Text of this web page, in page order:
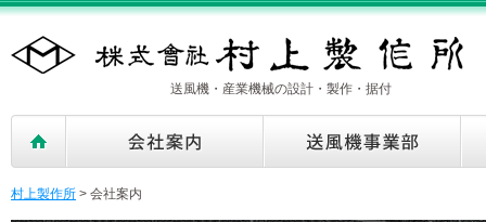
送風機・産業機械の設計・製作・据付
村上製作所 > 会社案内